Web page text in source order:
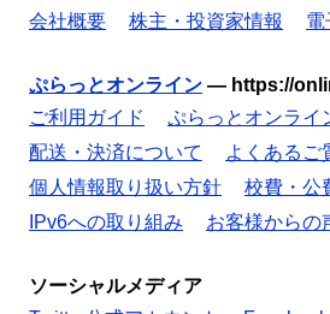
会社概要
株主・投資家情報 電
ぷらっとオンライン — https://
ご利用ガイド
ぷらっとオンライ
配送・決済について
よくあるご
個人情報取り扱い方針
校費・公
IPv6への取り組み
お客様からの
ソーシャルメディア